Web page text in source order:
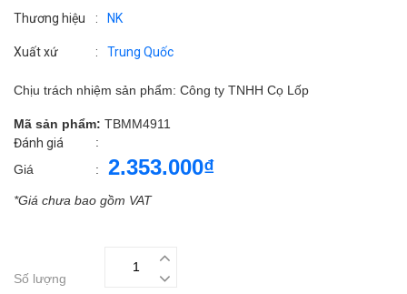
Thương hiệu : NK
Xuất xứ : Trung Quốc
Chịu trách nhiệm sản phẩm: Công ty TNHH Cọ Lốp
Mã sản phẩm: TBMM4911
Đánh giá
:
Giá
: 2.353.000₫
*Giá chưa bao gồm VAT
Số lượng